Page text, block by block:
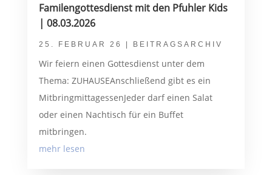
Familengottesdienst mit den Pfuhler Kids
| 08.03.2026
25. FEBRUAR 26 | BEITRAGSARCHIV
Wir feiern einen Gottesdienst unter dem
Thema: ZUHAUSEAnschließend gibt es ein
MitbringmittagessenJeder darf einen Salat
oder einen Nachtisch für ein Buffet
mitbringen.
mehr lesen